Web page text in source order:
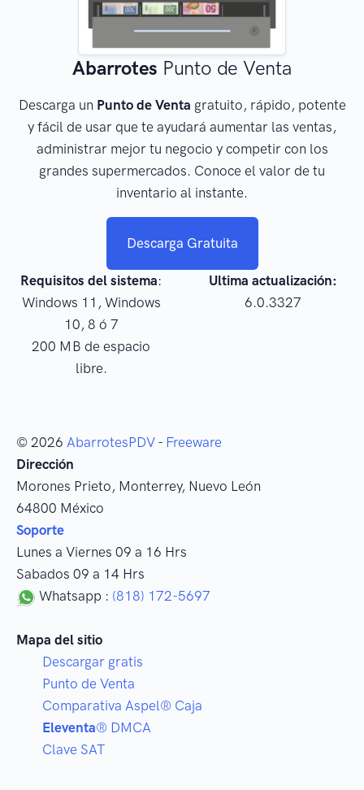
Abarrotes Punto de Venta
Descarga un Punto de Venta gratuito, rápido, potente
y fácil de usar que te ayudará aumentar las ventas,
administrar mejor tu negocio y competir con los
grandes supermercados. Conoce el valor de tu
inventario al instante.
Descarga Gratuita
Requisitos del sistema:
Windows 11, Windows
10, 8 ó 7
200 MB de espacio
libre.
Ultima actualización:
6.0.3327
© 2026 AbarrotesPDV - Freeware
Dirección
Morones Prieto, Monterrey, Nuevo León
64800 México
Soporte
Lunes a Viernes 09 a 16 Hrs
Sabados 09 a 14 Hrs
Whatsapp : (818) 172-5697
Mapa del sitio
Descargar gratis
Punto de Venta
Comparativa Aspel® Caja
Eleventa® DMCA
Clave SAT